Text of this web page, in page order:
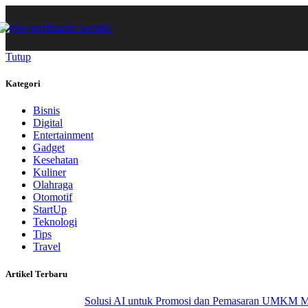
Tutup
Kategori
Bisnis
Digital
Entertainment
Gadget
Kesehatan
Kuliner
Olahraga
Otomotif
StartUp
Teknologi
Tips
Travel
Artikel Terbaru
Solusi AI untuk Promosi dan Pemasaran UMKM